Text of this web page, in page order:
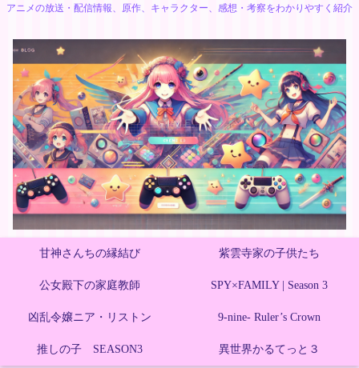
アニメの放送・配信情報、原作、キャラクター、感想・考察をわかりやすく紹介
甘神さんちの縁結び 紫雲寺家の子供たち
公女殿下の家庭教師 SPY×FAMILY | Season 3
凶乱令嬢ニア・リストン 9-nine- Ruler’s Crown
推しの子 SEASON3 異世界かるてっと３